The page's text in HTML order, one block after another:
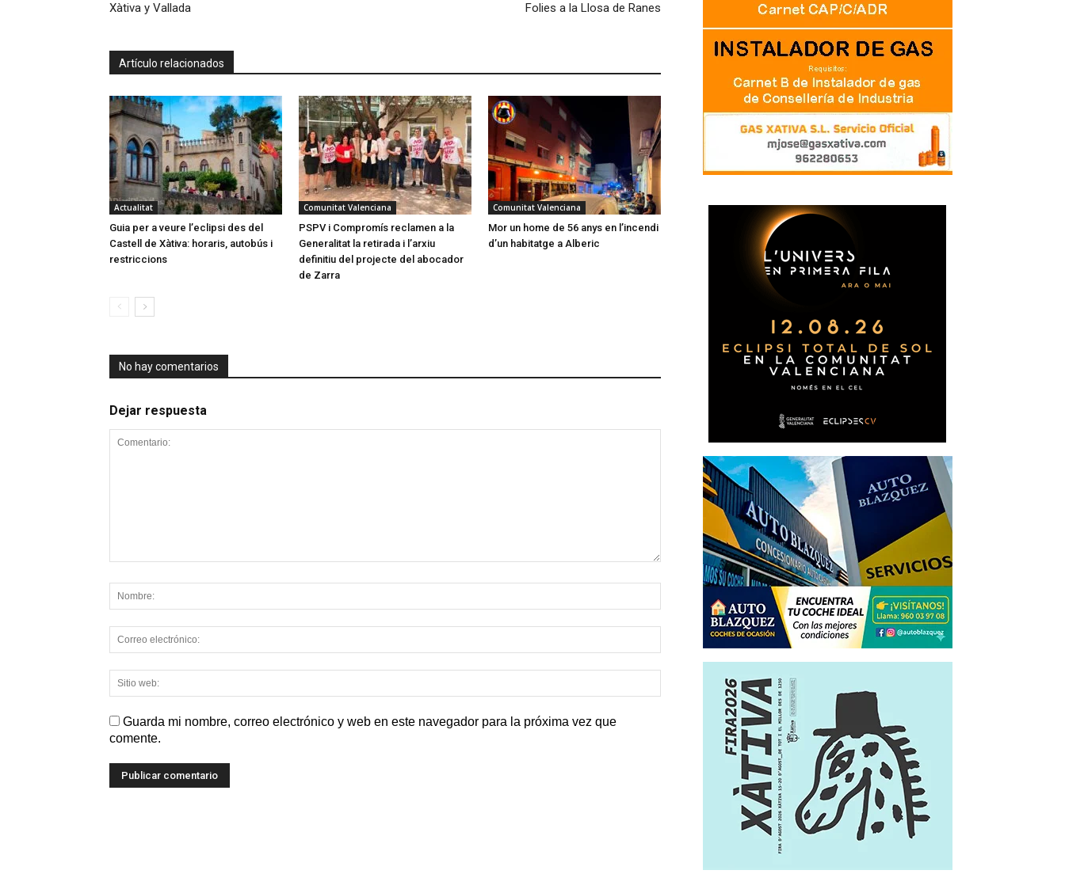
Xàtiva y Vallada
Folies a la Llosa de Ranes
Artículo relacionados
Actualitat
Guia per a veure l’eclipsi des del
Castell de Xàtiva: horaris, autobús i
restriccions
Comunitat Valenciana
PSPV i Compromís reclamen a la
Generalitat la retirada i l’arxiu
definitiu del projecte del abocador
de Zarra
Comunitat Valenciana
Mor un home de 56 anys en l’incendi
d’un habitatge a Alberic
No hay comentarios
Dejar respuesta
Guarda mi nombre, correo electrónico y web en este navegador para la próxima vez que
comente.